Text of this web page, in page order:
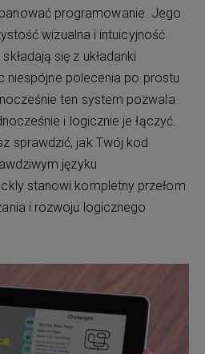
programowanie. Jego
wizualna i intuicyjność.
się z układanki
niespójne polecenia po prostu
ten system pozwala
i logicznie je łączyć.
sprawdzić, jak Twój kod
języku
stanowi kompletny przełom
i rozwoju logicznego